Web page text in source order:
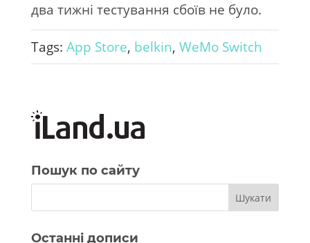
два тижні тестування сбоїв не було.
Tags: App Store, belkin, WeMo Switch
Пошук по сайту
Останні дописи